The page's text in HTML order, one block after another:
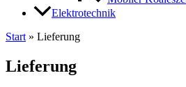
Elektrotechnik
Start » Lieferung
Lieferung